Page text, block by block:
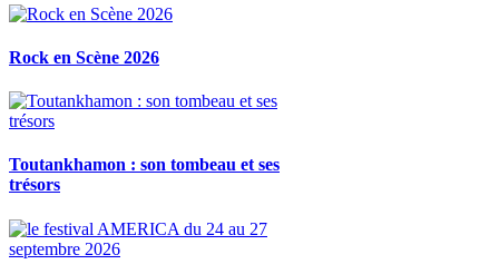
Rock en Scène 2026
Toutankhamon : son tombeau et ses
trésors